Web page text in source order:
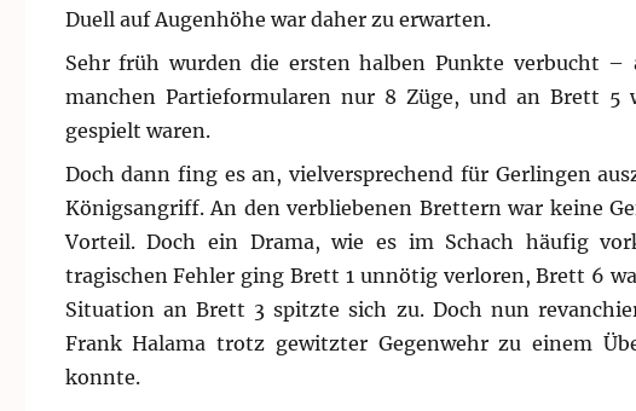
Duell auf Augenhöhe war daher zu erwarten.
Sehr früh wurden die ersten halben Punkte verbucht
manchen Partieformularen nur 8 Züge, und an Brett 5
gespielt waren.
Doch dann fing es an, vielversprechend für Gerlingen
Königsangriff. An den verbliebenen Brettern war keine
Vorteil. Doch ein Drama, wie es im Schach häufig
tragischen Fehler ging Brett 1 unnötig verloren, Brett 6
Situation an Brett 3 spitzte sich zu. Doch nun
Frank Halama trotz gewitzter Gegenwehr zu einem
konnte.